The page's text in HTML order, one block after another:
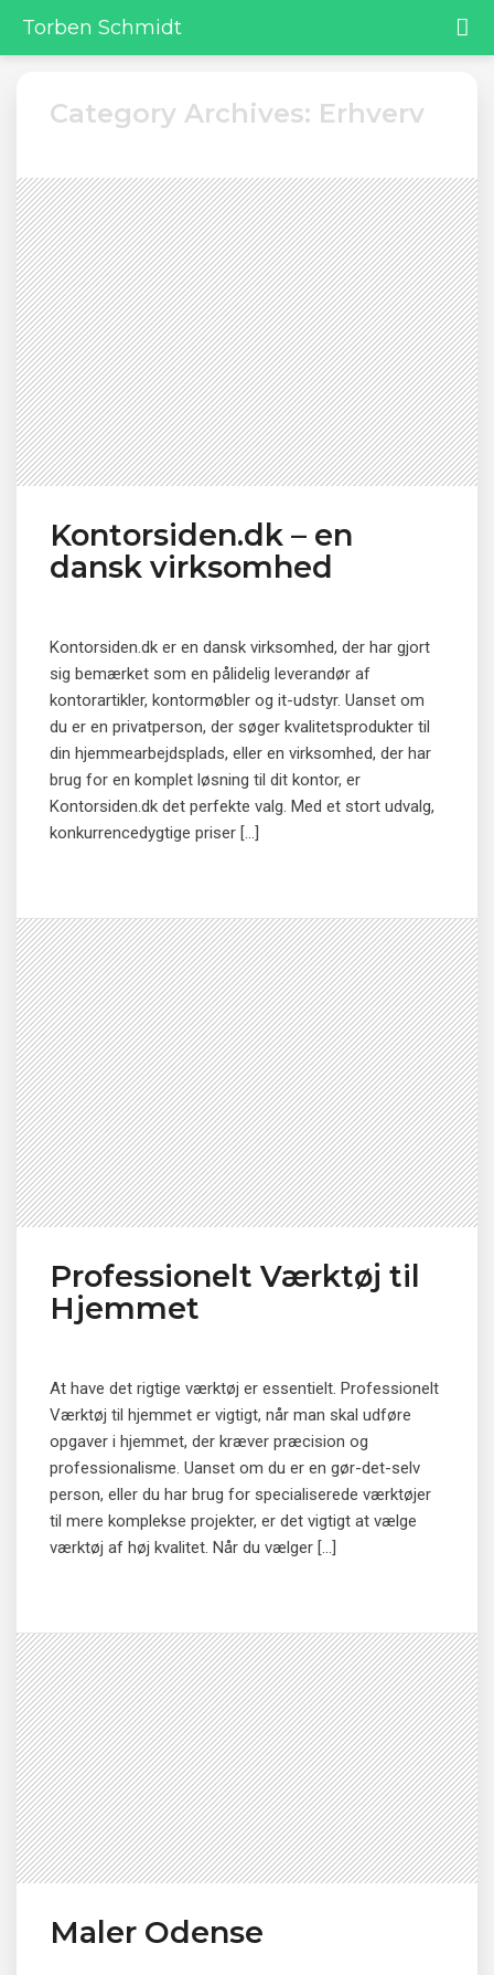
Torben Schmidt
Category Archives: Erhverv
Kontorsiden.dk – en
dansk virksomhed
Kontorsiden.dk er en dansk virksomhed, der har gjort
sig bemærket som en pålidelig leverandør af
kontorartikler, kontormøbler og it-udstyr. Uanset om
du er en privatperson, der søger kvalitetsprodukter til
din hjemmearbejdsplads, eller en virksomhed, der har
brug for en komplet løsning til dit kontor, er
Kontorsiden.dk det perfekte valg. Med et stort udvalg,
konkurrencedygtige priser […]
Professionelt Værktøj til
Hjemmet
At have det rigtige værktøj er essentielt. Professionelt
Værktøj til hjemmet er vigtigt, når man skal udføre
opgaver i hjemmet, der kræver præcision og
professionalisme. Uanset om du er en gør-det-selv
person, eller du har brug for specialiserede værktøjer
til mere komplekse projekter, er det vigtigt at vælge
værktøj af høj kvalitet. Når du vælger […]
Maler Odense